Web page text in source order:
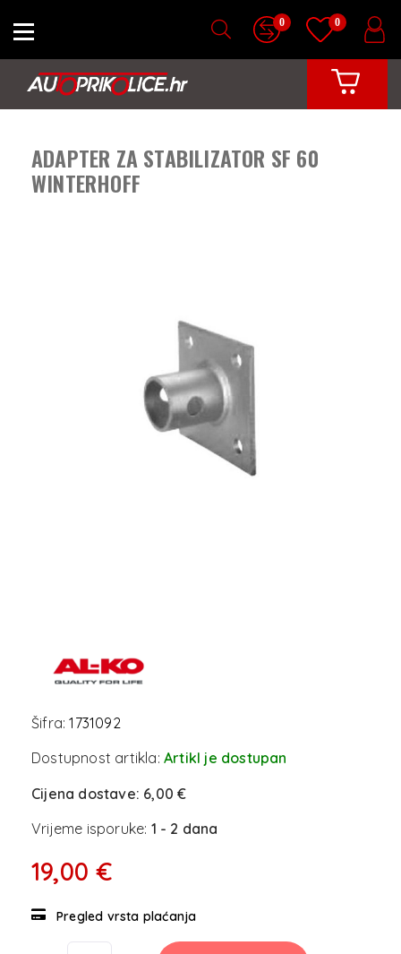
0 0
ADAPTER ZA STABILIZATOR SF 60
WINTERHOFF
Šifra:1731092
Dostupnost artikla: Artikl je dostupan
Cijena dostave: 6,00 €
Vrijeme isporuke: 1 - 2 dana
19,00 €
Pregled vrsta plaćanja